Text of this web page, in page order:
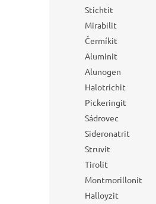
Stichtit
Mirabilit
Čermíkit
Aluminit
Alunogen
Halotrichit
Pickeringit
Sádrovec
Sideronatrit
Struvit
Tirolit
Montmorillonit
Halloyzit